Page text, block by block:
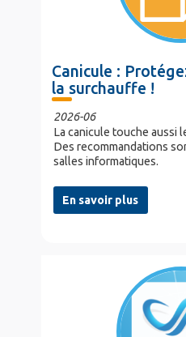
Canicule :
la surchauffe !
2026-06
La canicule touche aussi
Des recommandations
salles informatiques.
En savoir plus